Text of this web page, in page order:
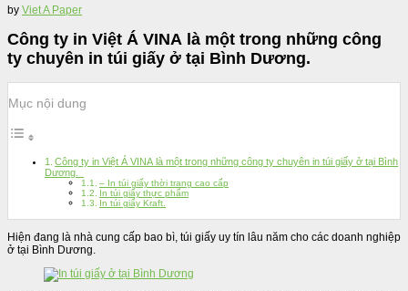
by Viet A Paper
Công ty in Việt Á VINA là một trong những công
ty chuyên in túi giấy ở tại Bình Dương.
Mục nội dung
Công ty in Việt Á VINA là một trong những công ty chuyên in túi giấy ở tại Bình
Dương.
– In túi giấy thời trang cao cấp
In túi giấy thực phẩm
In túi giấy Kraft.
Hiện đang là nhà cung cấp bao bì, túi giấy uy tín lâu năm cho các doanh nghiệp
ở tại Bình Dương.